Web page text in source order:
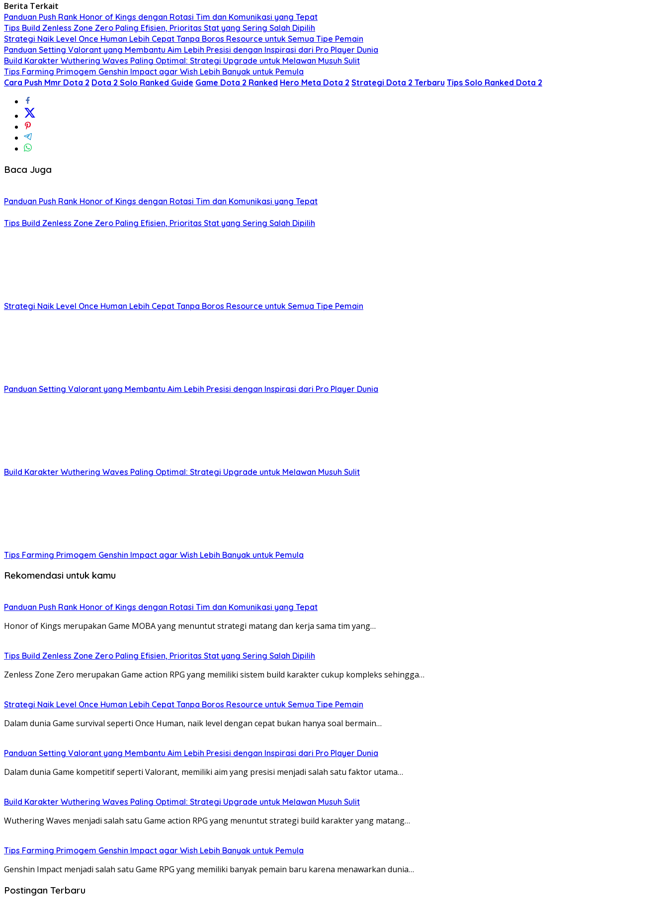
Berita Terkait
Panduan Push Rank Honor of Kings dengan Rotasi Tim dan Komunikasi yang Tepat
Tips Build Zenless Zone Zero Paling Efisien, Prioritas Stat yang Sering Salah Dipilih
Strategi Naik Level Once Human Lebih Cepat Tanpa Boros Resource untuk Semua Tipe Pemain
Panduan Setting Valorant yang Membantu Aim Lebih Presisi dengan Inspirasi dari Pro Player Dunia
Build Karakter Wuthering Waves Paling Optimal: Strategi Upgrade untuk Melawan Musuh Sulit
Tips Farming Primogem Genshin Impact agar Wish Lebih Banyak untuk Pemula
Cara Push Mmr Dota 2 Dota 2 Solo Ranked Guide Game Dota 2 Ranked Hero Meta Dota 2 Strategi Dota 2 Terbaru Tips Solo Ranked Dota 2
Baca Juga
Panduan Push Rank Honor of Kings dengan Rotasi Tim dan Komunikasi yang Tepat
Tips Build Zenless Zone Zero Paling Efisien, Prioritas Stat yang Sering Salah Dipilih
Strategi Naik Level Once Human Lebih Cepat Tanpa Boros Resource untuk Semua Tipe Pemain
Panduan Setting Valorant yang Membantu Aim Lebih Presisi dengan Inspirasi dari Pro Player Dunia
Build Karakter Wuthering Waves Paling Optimal: Strategi Upgrade untuk Melawan Musuh Sulit
Tips Farming Primogem Genshin Impact agar Wish Lebih Banyak untuk Pemula
Rekomendasi untuk kamu
Panduan Push Rank Honor of Kings dengan Rotasi Tim dan Komunikasi yang Tepat
Honor of Kings merupakan Game MOBA yang menuntut strategi matang dan kerja sama tim yang…
Tips Build Zenless Zone Zero Paling Efisien, Prioritas Stat yang Sering Salah Dipilih
Zenless Zone Zero merupakan Game action RPG yang memiliki sistem build karakter cukup kompleks sehingga…
Strategi Naik Level Once Human Lebih Cepat Tanpa Boros Resource untuk Semua Tipe Pemain
Dalam dunia Game survival seperti Once Human, naik level dengan cepat bukan hanya soal bermain…
Panduan Setting Valorant yang Membantu Aim Lebih Presisi dengan Inspirasi dari Pro Player Dunia
Dalam dunia Game kompetitif seperti Valorant, memiliki aim yang presisi menjadi salah satu faktor utama…
Build Karakter Wuthering Waves Paling Optimal: Strategi Upgrade untuk Melawan Musuh Sulit
Wuthering Waves menjadi salah satu Game action RPG yang menuntut strategi build karakter yang matang…
Tips Farming Primogem Genshin Impact agar Wish Lebih Banyak untuk Pemula
Genshin Impact menjadi salah satu Game RPG yang memiliki banyak pemain baru karena menawarkan dunia…
Postingan Terbaru